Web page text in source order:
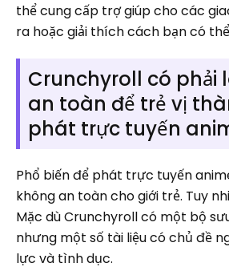
thể cung cấp trợ giúp cho các
ra hoặc giải thích cách bạn có
Crunchyroll có phải
an toàn để trẻ vị
phát trực tuyến
Phổ biến để phát trực tuyến
không an toàn cho giới trẻ. Tuy
Mặc dù Crunchyroll có một bộ
nhưng một số tài liệu có chủ đề
lực và tình dục.